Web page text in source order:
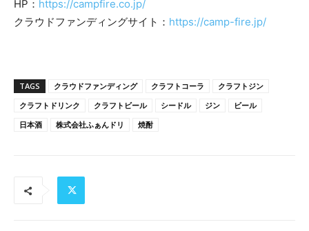
HP： https://campfire.co.jp/
クラウドファンディングサイト： https://camp-fire.jp/
TAGS クラウドファンディング クラフトコーラ
クラフトジン
クラフトドリンク
クラフトビール シードル ジン
ビール
日本酒
株式会社ふぁんドリ 焼酎